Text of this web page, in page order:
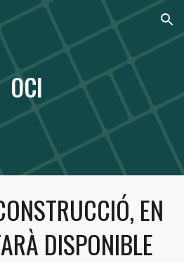
Skip to navigation
OCI
EN
DISPONIBLE